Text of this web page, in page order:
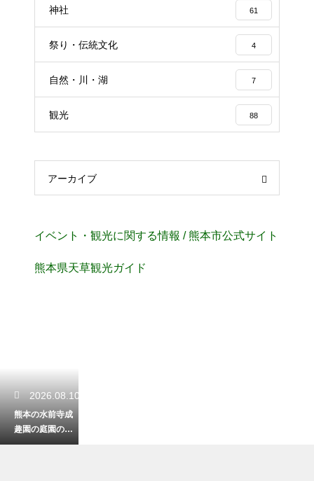
神社 61
祭り・伝統文化 4
自然・川・湖 7
観光 88
アーカイブ
イベント・観光に関する情報 / 熊本市公式サイト
熊本県天草観光ガイド
2026.08.10
熊本の水前寺成
趣園の庭園の特
徴は？美しい大